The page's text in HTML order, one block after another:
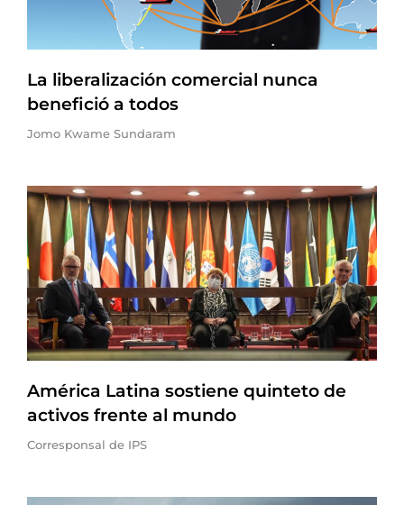
La liberalización comercial nunca
benefició a todos
Jomo Kwame Sundaram
América Latina sostiene quinteto de
activos frente al mundo
Corresponsal de IPS